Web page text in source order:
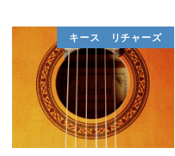
キース リチャーズ